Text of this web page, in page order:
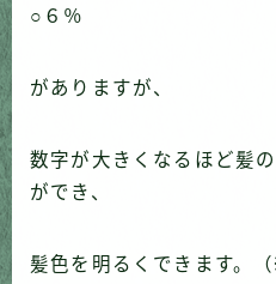
○６％
がありますが、
数字が大きくなるほど髪
ができ、
髪色を明るくできます。（